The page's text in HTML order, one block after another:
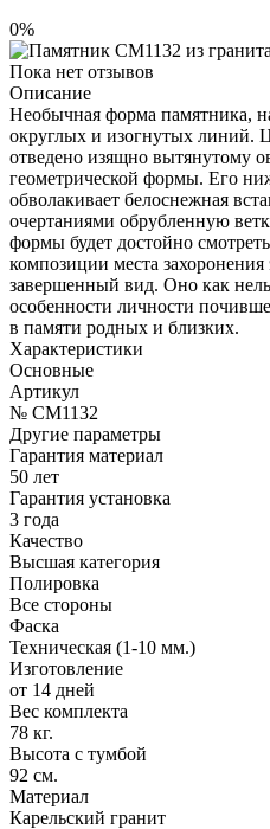
0%
Пока нет отзывов
Описание
Необычная форма памятника,
округлых и изогнутых линий.
отведено изящно вытянутому
геометрической формы. Его
обволакивает белоснежная
очертаниями обрубленную
формы будет достойно
композиции места
завершенный вид. Оно как
особенности личности
в памяти родных и близких.
Характеристики
Основные
Артикул
№ CM1132
Другие параметры
Гарантия материал
50 лет
Гарантия установка
3 года
Качество
Высшая категория
Полировка
Все стороны
Фаска
Техническая (1-10 мм.)
Изготовление
от 14 дней
Вес комплекта
78 кг.
Высота с тумбой
92 см.
Материал
Карельский гранит